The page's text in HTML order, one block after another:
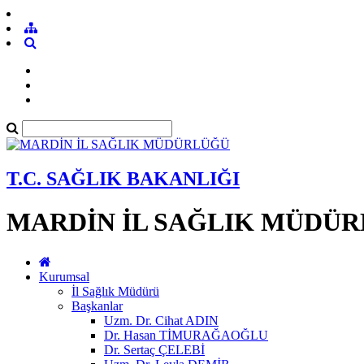
T.C. SAĞLIK BAKANLIĞI
MARDİN İL SAĞLIK
Kurumsal
İl Sağlık Müdürü
Başkanlar
Uzm. Dr. Cihat ADIN
Dr. Hasan TİMURAĞAOĞLU
Dr. Sertaç ÇELEBİ